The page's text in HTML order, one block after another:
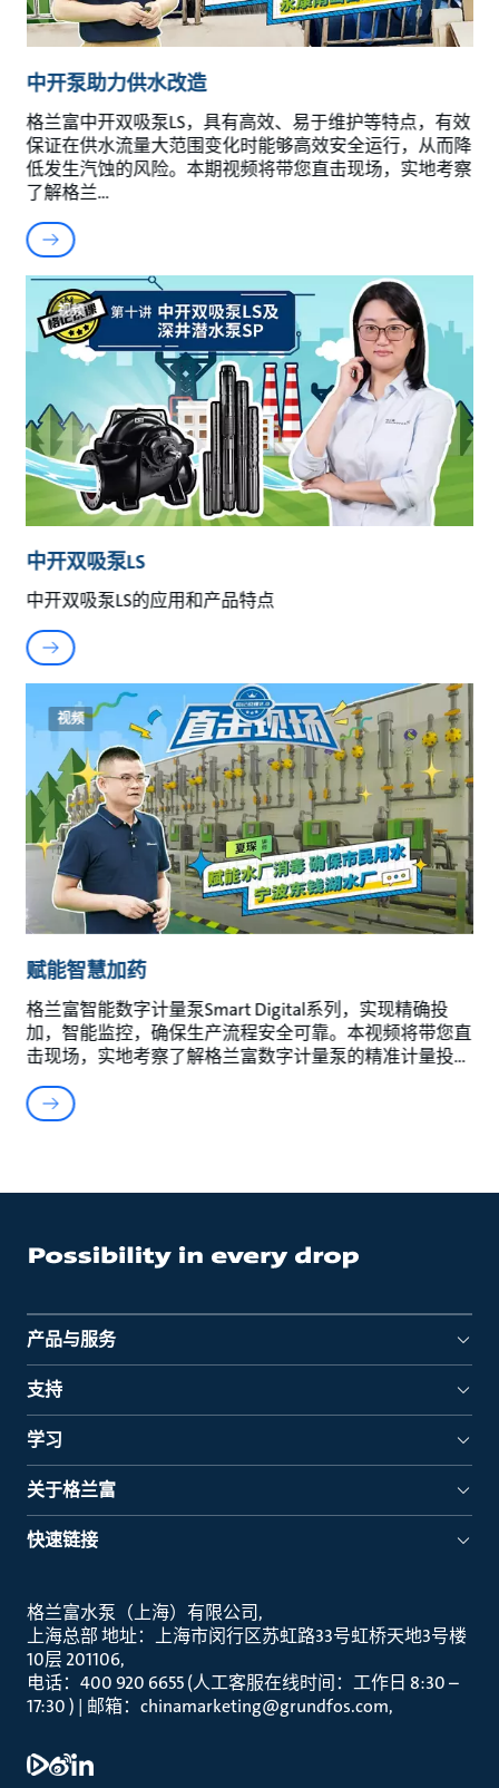
中开泵助力供水改造
格兰富中开双吸泵LS，具有高效、易于维护等特点，有效
保证在供水流量大范围变化时能够高效安全运行，从而降
低发生汽蚀的风险。本期视频将带您直击现场，实地考察
了解格兰
视频
中开双吸泵LS
中开双吸泵LS的应用和产品特点
视频
赋能智慧加药
格兰富智能数字计量泵Smart Digital系列，实现精确投
加，智能监控，确保生产流程安全可靠。本视频将带您直
击现场，实地考察了解格兰富数字计量泵的精准计量投
产品与服务
支持
学习
关于格兰富
快速链接
格兰富水泵（上海）有限公司
上海总部 地址：上海市闵行区苏虹路33号虹桥天地3号楼
10层 201106
电话：400 920 6655 (人工客服在线时间：工作日 8:30 –
17:30 ) | 邮箱：chinamarketing@grundfos.com